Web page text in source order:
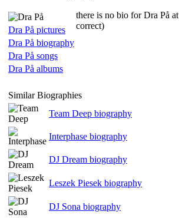
Dra På pictures
Dra På biography
Dra På songs
Dra På albums
there is no bio for Dra På
correct)
Similar Biographies
Team Deep biography
Interphase biography
DJ Dream biography
Leszek Piesek biography
DJ Sona biography